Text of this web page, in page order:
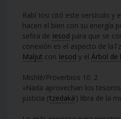
Rabí Iosi citó este versículo y
hacen el bien con su energía
sefira de Iesod para que se
conexión es el aspecto de
Maljut con Iesod y el Árbol de
Mishlé/Proverbios 10: 2
«Nada aprovechan los
justicia (‘tzedaká’) libra de la